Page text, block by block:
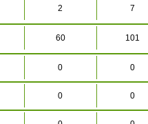
2 7
60 101
0 0
0 0